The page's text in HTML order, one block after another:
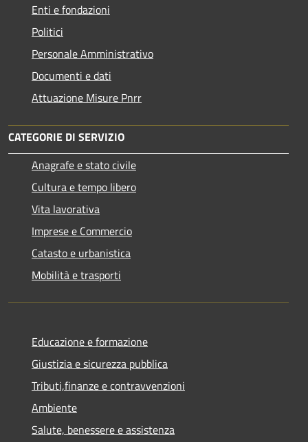
Enti e fondazioni
Politici
Personale Amministrativo
Documenti e dati
Attuazione Misure Pnrr
CATEGORIE DI SERVIZIO
Anagrafe e stato civile
Cultura e tempo libero
Vita lavorativa
Imprese e Commercio
Catasto e urbanistica
Mobilità e trasporti
Educazione e formazione
Giustizia e sicurezza pubblica
Tributi,finanze e contravvenzioni
Ambiente
Salute, benessere e assistenza